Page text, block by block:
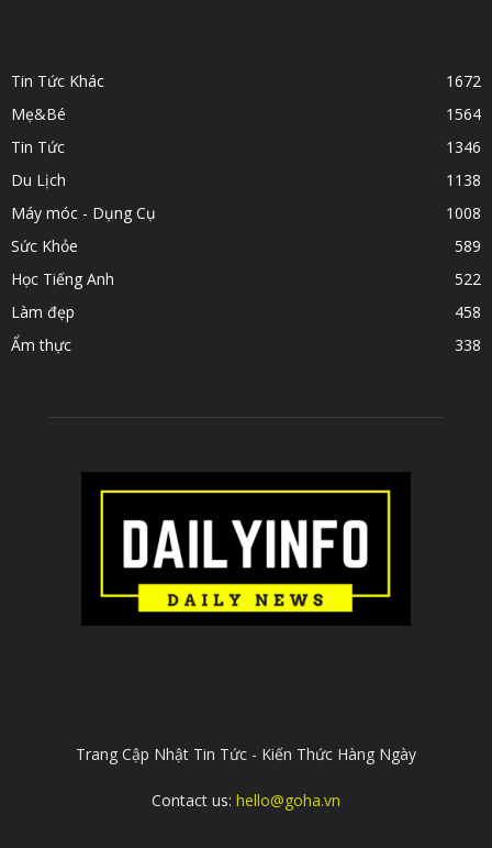
Tin Tức Khác
1672
Mẹ&Bé
1564
Tin Tức
1346
Du Lịch
1138
Máy móc - Dụng Cụ
1008
Sức Khỏe
589
Học Tiếng Anh
522
Làm đẹp
458
Ẩm thực
338
Trang Cập Nhật Tin Tức - Kiến Thức Hàng Ngày
Contact us: hello@goha.vn